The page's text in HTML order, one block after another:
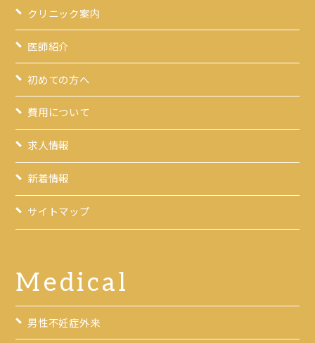
クリニック案内
医師紹介
初めての方へ
費用について
求人情報
新着情報
サイトマップ
Medical
男性不妊症外来